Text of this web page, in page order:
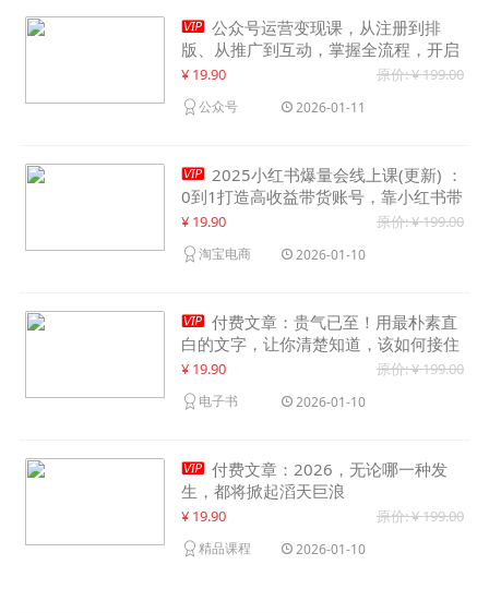
 公众号运营变现课，从注册到排
版、从推广到互动，掌握全流程，开启
个人品牌月入30000+
¥ 19.90 原价: ¥ 199.00
公众号 2026-01-11
 2025小红书爆量会线上课(更新) ：
0到1打造高收益带货账号，靠小红书带
货年入100w？机会来了！
¥ 19.90 原价: ¥ 199.00
淘宝电商 2026-01-10
 付费文章：贵气已至！用最朴素直
白的文字，让你清楚知道，该如何接住
这一次时代的泼天富贵
¥ 19.90 原价: ¥ 199.00
电子书 2026-01-10
 付费文章：2026，无论哪一种发
生，都将掀起滔天巨浪
¥ 19.90 原价: ¥ 199.00
精品课程 2026-01-10